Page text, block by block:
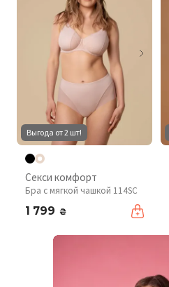
Выгода от 2 шт!
Секси комфорт
Бра с мягкой чашкой 114SC
1 799 ₴